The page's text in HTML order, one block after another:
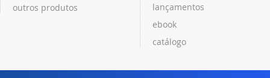
outros produtos
lançamentos
ebook
catálogo